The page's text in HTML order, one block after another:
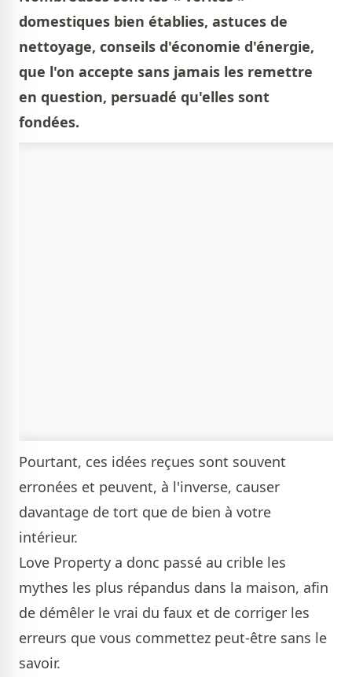
domestiques bien établies, astuces de
nettoyage, conseils d'économie d'énergie,
que l'on accepte sans jamais les remettre
en question, persuadé qu'elles sont
fondées.
Pourtant, ces idées reçues sont souvent
erronées et peuvent, à l'inverse, causer
davantage de tort que de bien à votre
intérieur.
Love Property a donc passé au crible les
mythes les plus répandus dans la maison, afin
de démêler le vrai du faux et de corriger les
erreurs que vous commettez peut-être sans le
savoir.